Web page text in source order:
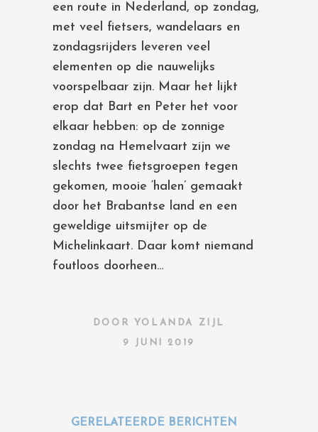
een route in Nederland, op zondag,
met veel fietsers, wandelaars en
zondagsrijders leveren veel
elementen op die nauwelijks
voorspelbaar zijn. Maar het lijkt
erop dat Bart en Peter het voor
elkaar hebben: op de zonnige
zondag na Hemelvaart zijn we
slechts twee fietsgroepen tegen
gekomen, mooie ‘halen’ gemaakt
door het Brabantse land en een
geweldige uitsmijter op de
Michelinkaart. Daar komt niemand
foutloos doorheen…
DOOR YOLANDA ZIJL
9 JUNI 2019
GERELATEERDE BERICHTEN